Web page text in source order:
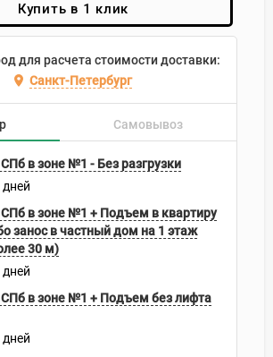
Купить в 1 клик
для расчета стоимости доставки:
Санкт-Петербург
Самовывоз
в зоне №1 - Без разгрузки
дней
в зоне №1 + Подъем в квартиру
занос в частный дом на 1 этаж
30 м)
дней
в зоне №1 + Подъем без лифта
дней